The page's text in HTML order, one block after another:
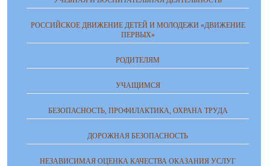
РОССИЙСКОЕ ДВИЖЕНИЕ ДЕТЕЙ И МОЛОДЕЖИ «ДВИЖЕНИЕ
ПЕРВЫХ»
РОДИТЕЛЯМ
УЧАЩИМСЯ
БЕЗОПАСНОСТЬ, ПРОФИЛАКТИКА, ОХРАНА ТРУДА
ДОРОЖНАЯ БЕЗОПАСНОСТЬ
НЕЗАВИСИМАЯ ОЦЕНКА КАЧЕСТВА ОКАЗАНИЯ УСЛУГ